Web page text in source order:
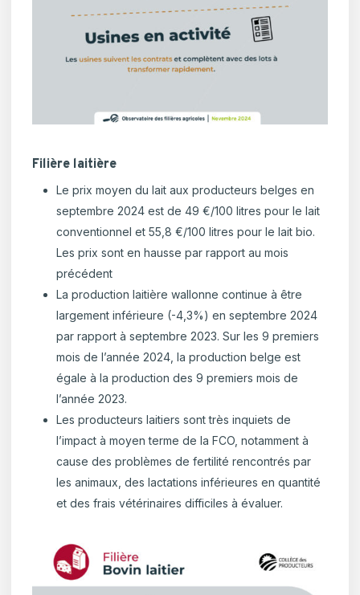
Filière laitière
Le prix moyen du lait aux producteurs belges en
septembre 2024 est de 49 €/100 litres pour le lait
conventionnel et 55,8 €/100 litres pour le lait bio.
Les prix sont en hausse par rapport au mois
précédent
La production laitière wallonne continue à être
largement inférieure (-4,3%) en septembre 2024
par rapport à septembre 2023. Sur les 9 premiers
mois de l’année 2024, la production belge est
égale à la production des 9 premiers mois de
l’année 2023.
Les producteurs laitiers sont très inquiets de
l’impact à moyen terme de la FCO, notamment à
cause des problèmes de fertilité rencontrés par
les animaux, des lactations inférieures en quantité
et des frais vétérinaires difficiles à évaluer.